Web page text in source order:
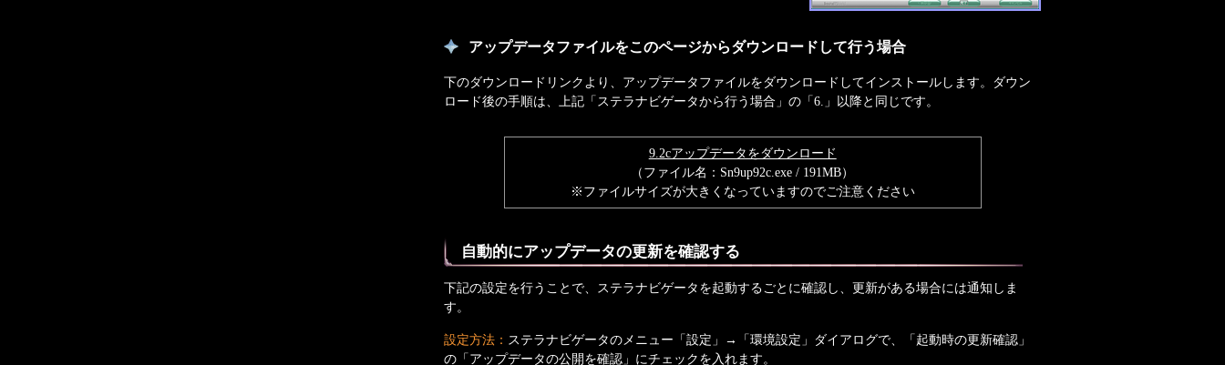
アップデータファイルをこのページからダウンロードして行う場合
下のダウンロードリンクより、アップデータファイルをダウンロードしてインストールします。ダウン
ロード後の手順は、上記「ステラナビゲータから行う場合」の「6.」以降と同じです。
9.2cアップデータをダウンロード
（ファイル名：Sn9up92c.exe / 191MB）
※ファイルサイズが大きくなっていますのでご注意ください
自動的にアップデータの更新を確認する
下記の設定を行うことで、ステラナビゲータを起動するごとに確認し、更新がある場合には通知しま
す。
設定方法： ステラナビゲータのメニュー「設定」→「環境設定」ダイアログで、「起動時の更新確認」
の「アップデータの公開を確認」にチェックを入れます。